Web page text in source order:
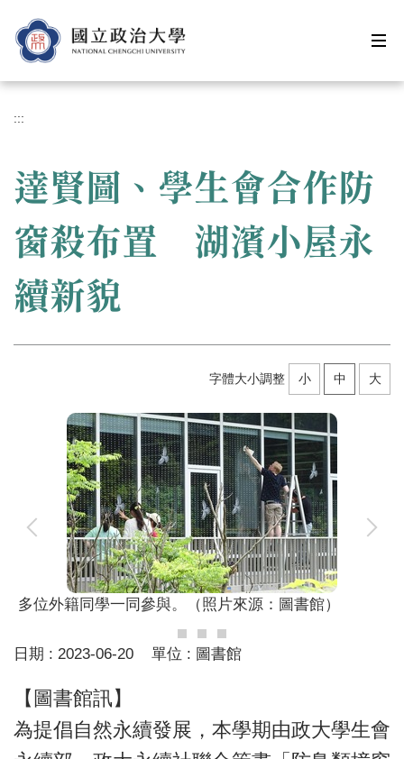
到
主
內
區
:::
達賢圖、學生會合作防
窗殺布置 湖濱小屋永
續新貌
字體大小調整 小 中 大
多位外籍同學一同參與。（照片來源：圖書館）
日期 : 2023-06-20 單位 : 圖書館
【圖書館訊】
為提倡自然永續發展，本學期由政大學生會